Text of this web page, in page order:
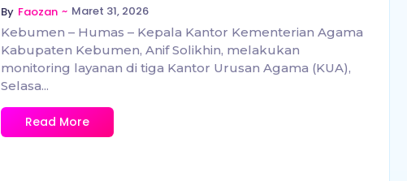
By Faozan ~ Maret 31, 2026
Kebumen – Humas – Kepala Kantor Kementerian Agama
Kabupaten Kebumen, Anif Solikhin, melakukan
monitoring layanan di tiga Kantor Urusan Agama (KUA),
Selasa...
Read More